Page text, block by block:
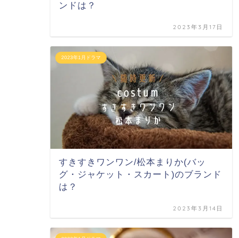
ンドは？
2023年3月17日
2023年1月ドラマ
すきすきワンワン/松本まりか(バッ
グ・ジャケット・スカート)のブランド
は？
2023年3月14日